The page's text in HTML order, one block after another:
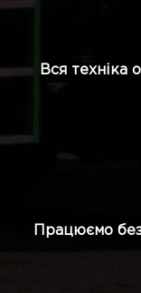
Вся техніка
Працюємо